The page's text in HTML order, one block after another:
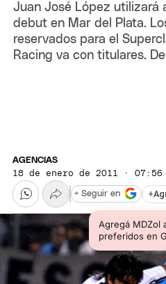
Juan José López utilizará
debut en Mar del Plata.
reservados para el
Racing va con titulares.
AGENCIAS
18 de enero de 2011 · 07:56
+
Agregá MDZol
preferidos en
+ Seguir en